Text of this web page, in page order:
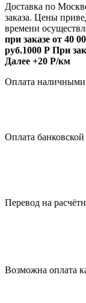
Доставка по
заказа. Цены
времени
при заказе от 40
руб.1000 Р При
Далее +20 Р/км
Оплата наличными
Оплата
Перевод на
Возможна оплата